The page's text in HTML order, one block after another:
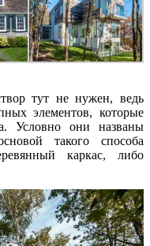
тут не нужен, ведь
элементов, которые
Условно они названы
такого способа
каркас, либо